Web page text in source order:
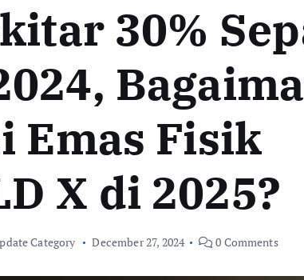
30%
Emas Fisik
X di 2025?
Category December 27, 2024 0 Comments